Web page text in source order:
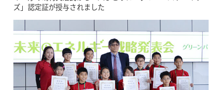
ズ」認定証が授与されました